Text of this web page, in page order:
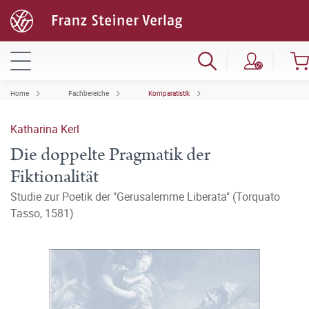
Home Fachbereiche Komparatistik
Katharina Kerl
Die doppelte Pragmatik der
Fiktionalität
Studie zur Poetik der "Gerusalemme Liberata" (Torquato
Tasso, 1581)